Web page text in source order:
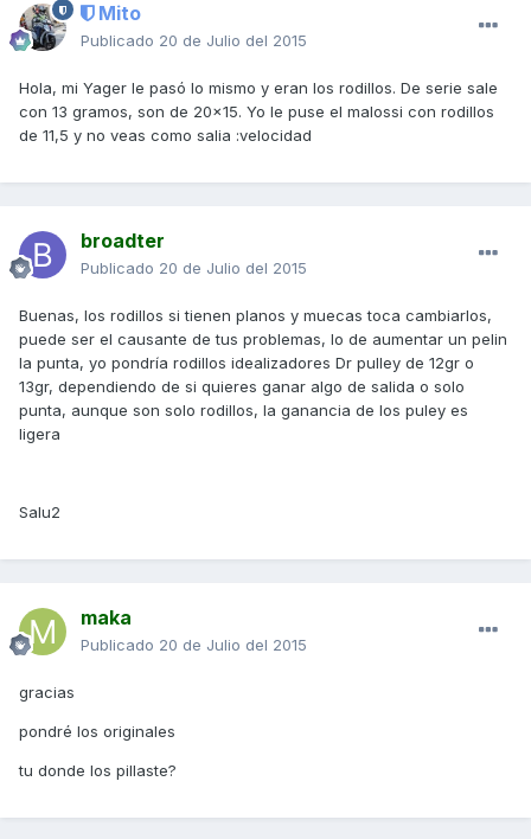
Mito
Publicado 20 de Julio del 2015
Hola, mi Yager le pasó lo mismo y eran los rodillos. De serie sale
con 13 gramos, son de 20x15. Yo le puse el malossi con rodillos
de 11,5 y no veas como salia :velocidad
broadter
Publicado 20 de Julio del 2015
Buenas, los rodillos si tienen planos y muecas toca cambiarlos,
puede ser el causante de tus problemas, lo de aumentar un pelin
la punta, yo pondría rodillos idealizadores Dr pulley de 12gr o
13gr, dependiendo de si quieres ganar algo de salida o solo
punta, aunque son solo rodillos, la ganancia de los puley es
ligera
Salu2
maka
Publicado 20 de Julio del 2015
gracias
pondré los originales
tu donde los pillaste?